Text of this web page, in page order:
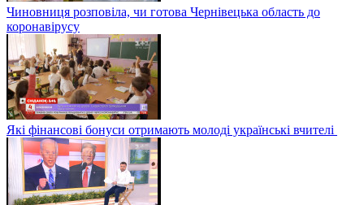
Чиновниця розповіла, чи готова Чернівецька область до
коронавірусу
Які фінансові бонуси отримають молоді українські вчителі